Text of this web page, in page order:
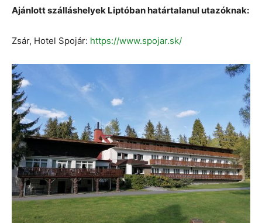
Ajánlott szálláshelyek Liptóban határtalanul utazóknak:
Zsár, Hotel Spojár: https://www.spojar.sk/